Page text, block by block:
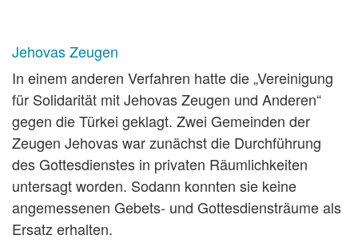
Jehovas Zeugen
In einem anderen Verfahren hatte die „Vereinigung
für Solidarität mit Jehovas Zeugen und Anderen“
gegen die Türkei geklagt. Zwei Gemeinden der
Zeugen Jehovas war zunächst die Durchführung
des Gottesdienstes in privaten Räumlichkeiten
untersagt worden. Sodann konnten sie keine
angemessenen Gebets- und Gottesdiensträume als
Ersatz erhalten.